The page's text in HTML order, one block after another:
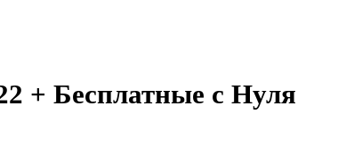
+ Бесплатные с Нуля